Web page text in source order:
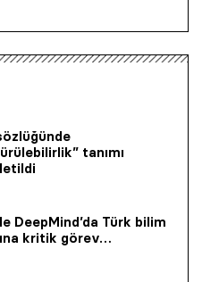
tanımı
DeepMind’da Türk bilim
kritik görev…